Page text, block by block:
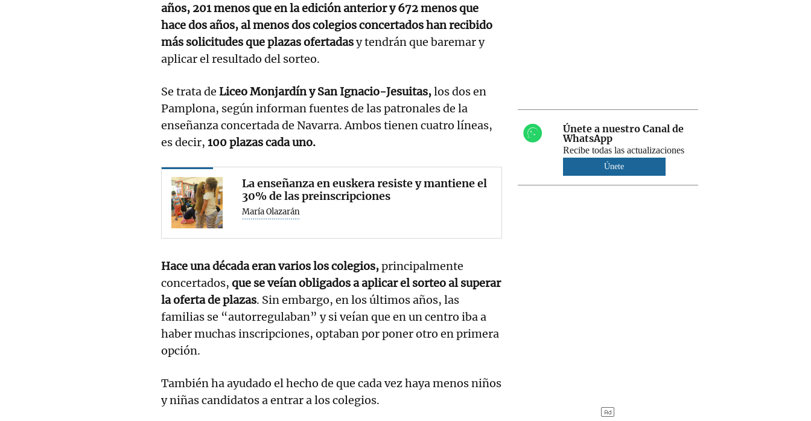
años, 201 menos que en la edición anterior y 672 menos que
hace dos años, al menos dos colegios concertados han recibido
más solicitudes que plazas ofertadasy tendrán que baremar y
aplicar el resultado del sorteo.
Se trata de Liceo Monjardín y San Ignacio-Jesuitas,los dos en
Pamplona, según informan fuentes de las patronales de la
enseñanza concertada de Navarra. Ambos tienen cuatro líneas,
es decir, 100 plazas cada uno.
La enseñanza en euskera resiste y mantiene el
30% de las preinscripciones
María Olazarán
Hace una década eran varios los colegios,principalmente
concertados, que se veían obligados a aplicar el sorteo al superar
la oferta de plazas. Sin embargo, en los últimos años, las
familias se “autorregulaban” y si veían que en un centro iba a
haber muchas inscripciones, optaban por poner otro en primera
opción.
También ha ayudado el hecho de que cada vez haya menos niños
y niñas candidatos a entrar a los colegios.
Únete a nuestro Canal de
WhatsApp
Recibe todas las actualizaciones
Únete